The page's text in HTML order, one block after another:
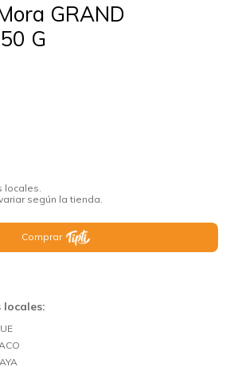
GRAND
G
locales.
según la tienda.
Comprar